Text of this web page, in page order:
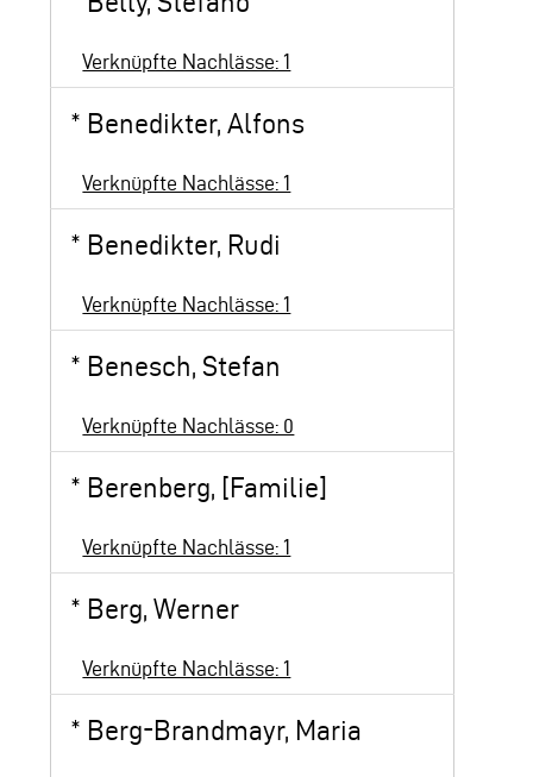
Verknüpfte Nachlässe: 1
* Benedikter, Alfons
Verknüpfte Nachlässe: 1
* Benedikter, Rudi
Verknüpfte Nachlässe: 1
* Benesch, Stefan
Verknüpfte Nachlässe: 0
* Berenberg, [Familie]
Verknüpfte Nachlässe: 1
* Berg, Werner
Verknüpfte Nachlässe: 1
* Berg-Brandmayr, Maria